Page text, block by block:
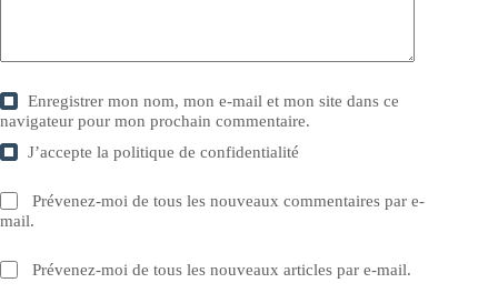
Enregistrer mon nom, mon e-mail et mon site dans ce
navigateur pour mon prochain commentaire.
J’accepte lapolitique de confidentialité
Prévenez-moi de tous les nouveaux commentaires par e-
mail.
Prévenez-moi de tous les nouveaux articles par e-mail.